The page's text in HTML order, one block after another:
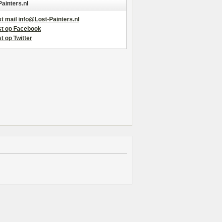
mail info@Lost-Painters.nl
op Facebook
op Twitter